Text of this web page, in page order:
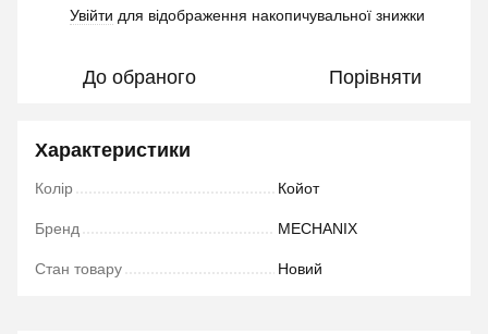
Увійти для відображення накопичувальної знижки
До обраного Порівняти
Характеристики
Колір Койот
Бренд MECHANIX
Стан товару Новий